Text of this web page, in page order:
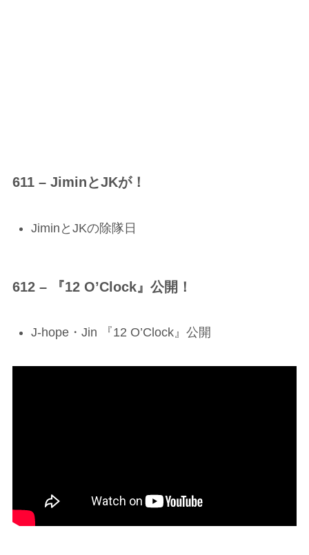
611 – JiminとJKが！
JiminとJKの除隊日
612 – 『12 O’Clock』公開！
J-hope・Jin 『12 O’Clock』公開